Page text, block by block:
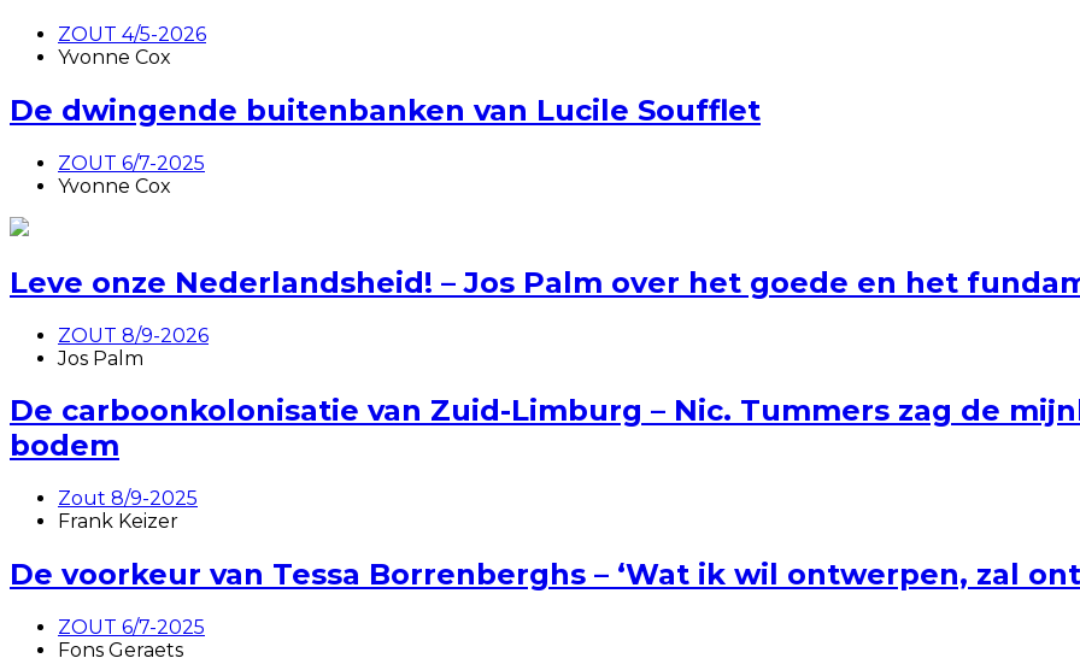
ZOUT 4/5-2026
Yvonne Cox
De dwingende buitenbanken van Lucile Soufflet
ZOUT 6/7-2025
Yvonne Cox
Leve onze Nederlandsheid! – Jos Palm over het goede en het
ZOUT 8/9-2026
Jos Palm
De carboonkolonisatie van Zuid-Limburg – Nic. Tummers zag de
bodem
Zout 8/9-2025
Frank Keizer
De voorkeur van Tessa Borrenberghs – ‘Wat ik wil ontwerpen, zal
ZOUT 6/7-2025
Fons Geraets